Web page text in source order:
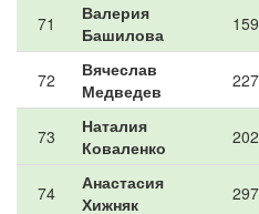
71
Валерия
Башилова
159
72
Вячеслав
Медведев
227
73
Наталия
Коваленко
202
74
Анастасия
Хижняк
297